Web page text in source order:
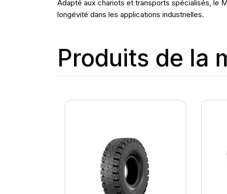
Adapté aux chariots et transports spécialisés, le
longévité dans les applications industrielles.
Produits de la